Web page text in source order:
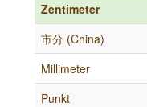
Zentimeter
市分 (China)
Millimeter
Punkt